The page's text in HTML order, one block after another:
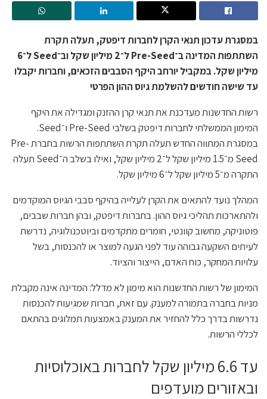
במסגרת עדכון תנאי הקרן לחברות דיפטק, תעלה תקרת
השתתפות המדינה ב־Pre-Seed ל־2 מיליון שקל וב־Seed ל־6
מיליון שקל. במקביל יורחב היקף הסבבים הזכאים, וחברות יקבלו
עד שישה חודשים להשלמת גיוס ההון הפרטי
רשות החדשנות מעדכנת את תנאי קרן ההזנק ומגדילה את היקף
המימון הממשלתי לחברות דיפטק בשלבי Pre-Seed ו־Seed.
במסגרת המתווה החדש תעלה תקרת השתתפות הרשות בחברת Pre-
Seed מ־1.5 מיליון שקל ל־2 מיליון שקל, ואילו בשלב ה־Seed תעלה
התקרה מ־5 מיליון שקל ל־6 מיליון שקל.
המהלך נועד להתאים את הקרן לעלייה בהיקף סבבי הגיוס המוקדמים
ולהתארכות תהליכי גיוס ההון. בחברות דיפטק, ובהן חברות שבבים,
פוטוניקה, מחשוב קוונטי, חומרים מתקדמים וביוטכנולוגיה, נדרשת
לעיתים השקעה גבוהה עוד לפני הגעה למוצר או להכנסות, בשל
עלויות המחקר, כוח האדם, הייצור והציוד.
המימון של רשות החדשנות הוא מימון לא מדלל: המדינה אינה מקבלת
מניות בחברה בתמורה למענק. עם זאת, חברות שמגיעות להכנסות
נדרשות בדרך כלל להחזיר את המענק באמצעות תמלוגים בהתאם
לכללי הרשות.
עד 6.6 מיליון שקל לחברות באוכלוסיות
ובאזורים מועדפים